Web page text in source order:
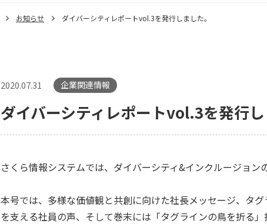
お知らせ ダイバーシティレポートvol.3を発行しました。
2020.07.31 企業関連情報
ダイバーシティレポートvol.3を発行し
さくら情報システムでは、ダイバーシティ&インクルージョン
本号では、多様な価値観と共創に向けた社長メッセージ、タ
を支える社員の声、そして巻末には「タグラインの鳥を折る